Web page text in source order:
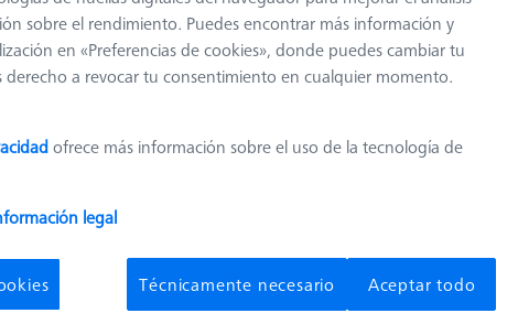
VAST
Plato adaptador VAST
XXT TL3 con extensión de
plato y cubo
sobre el rendimiento. Puedes encontrar más información y
en «Preferencias de cookies», donde puedes cambiar tu
derecho a revocar tu consentimiento en cualquier momento.
ofrece más información sobre el uso de la tecnología de
legal
Técnicamente necesario Aceptar todo